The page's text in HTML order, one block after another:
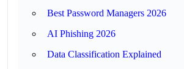
Best Password Managers 2026
AI Phishing 2026
Data Classification Explained